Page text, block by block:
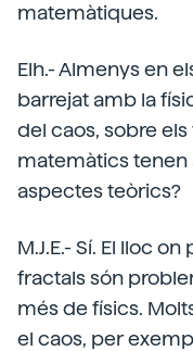
matemàtiques.
Elh.- Almenys en
barrejat amb la
del caos, sobre
matemàtics tenen
aspectes teòrics?
M.J.E.- Sí. El lloc
fractals són
més de físics.
el caos, per